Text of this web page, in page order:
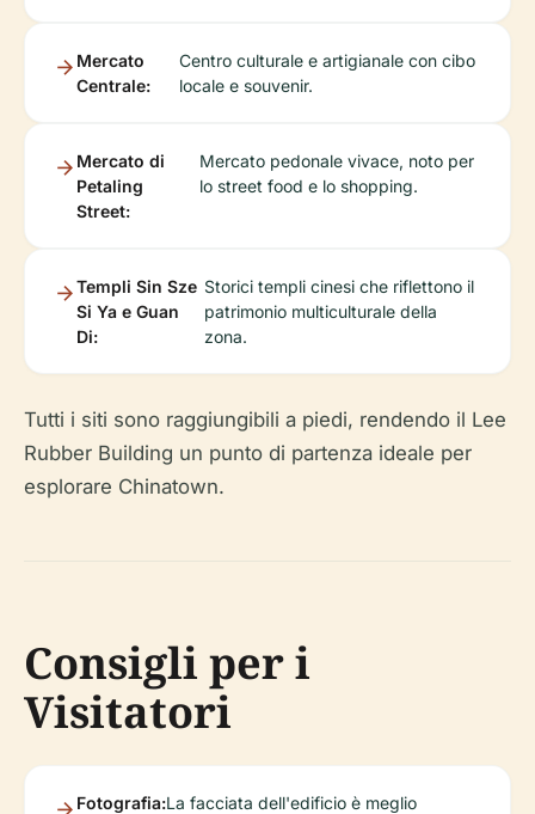
Mercato
Centrale:
Centro culturale e artigianale con cibo
locale e souvenir.
Mercato di
Petaling
Street:
Mercato pedonale vivace, noto per
lo street food e lo shopping.
Templi Sin Sze
Si Ya e Guan
Di:
Storici templi cinesi che riflettono il
patrimonio multiculturale della
zona.
Tutti i siti sono raggiungibili a piedi, rendendo il Lee
Rubber Building un punto di partenza ideale per
esplorare Chinatown.
Consigli per i
Visitatori
Fotografia:La facciata dell'edificio è meglio